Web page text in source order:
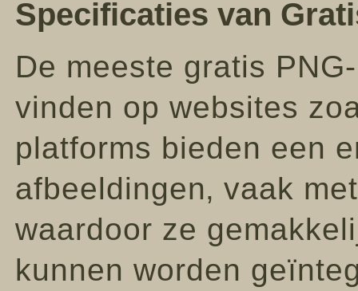
Specificaties van
De meeste gratis
vinden op websites
platforms bieden een
afbeeldingen‚ vaak
waardoor ze
kunnen worden